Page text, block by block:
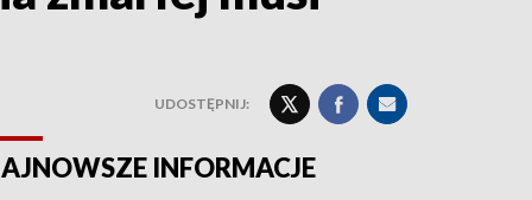
UDOSTĘPNIJ:
INFORMACJE